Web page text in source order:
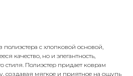
с хлопковой основой,
качество, но и элегантность,
стиля. Полиэстер придает коврам
создавая мягкое и приятное на ощупь